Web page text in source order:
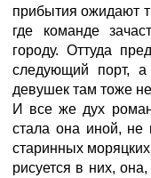
прибытия ожидают
где команде
городу. Оттуда
следующий порт,
девушек там тоже не
И все же дух
стала она иной, не
старинных
рисуется в них,